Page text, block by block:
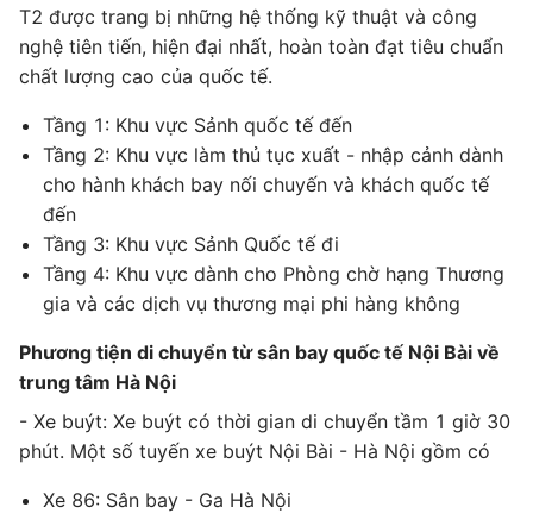
T2 được trang bị những hệ thống kỹ thuật và công
nghệ tiên tiến, hiện đại nhất, hoàn toàn đạt tiêu chuẩn
chất lượng cao của quốc tế.
Tầng 1: Khu vực Sảnh quốc tế đến
Tầng 2: Khu vực làm thủ tục xuất - nhập cảnh dành
cho hành khách bay nối chuyến và khách quốc tế
đến
Tầng 3: Khu vực Sảnh Quốc tế đi
Tầng 4: Khu vực dành cho Phòng chờ hạng Thương
gia và các dịch vụ thương mại phi hàng không
Phương tiện di chuyển từ sân bay quốc tế Nội Bài về
trung tâm Hà Nội
- Xe buýt: Xe buýt có thời gian di chuyển tầm 1 giờ 30
phút. Một số tuyến xe buýt Nội Bài - Hà Nội gồm có
Xe 86: Sân bay - Ga Hà Nội